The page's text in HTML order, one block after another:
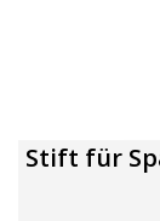
Stift für